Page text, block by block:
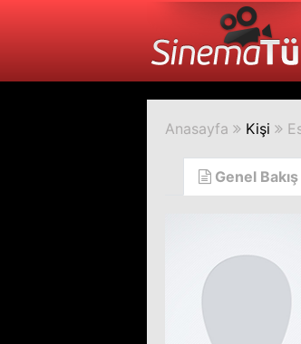
Anasayfa Kişi
Genel Bakış